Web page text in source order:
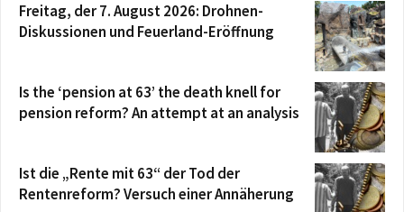
Freitag, der 7. August 2026: Drohnen-
Diskussionen und Feuerland-Eröffnung
Is the ‘pension at 63’ the death knell for
pension reform? An attempt at an analysis
Ist die „Rente mit 63“ der Tod der
Rentenreform? Versuch einer Annäherung